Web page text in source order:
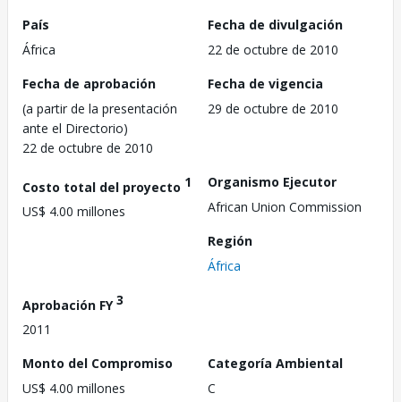
País
África
Fecha de divulgación
22 de octubre de 2010
Fecha de aprobación
(a partir de la presentación
ante el Directorio)
22 de octubre de 2010
Fecha de vigencia
29 de octubre de 2010
Costo total del proyecto 1
US$ 4.00 millones
Organismo Ejecutor
African Union Commission
Región
África
Aprobación FY3
2011
Monto del Compromiso
US$ 4.00 millones
Categoría Ambiental
C